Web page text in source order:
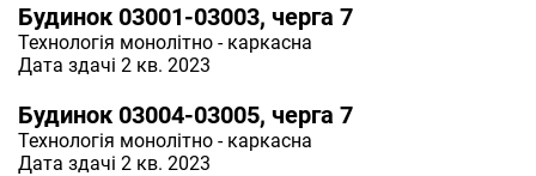
Будинок 03001-03003, черга 7
Технологія монолітно - каркасна
Дата здачі 2 кв. 2023
Будинок 03004-03005, черга 7
Технологія монолітно - каркасна
Дата здачі 2 кв. 2023